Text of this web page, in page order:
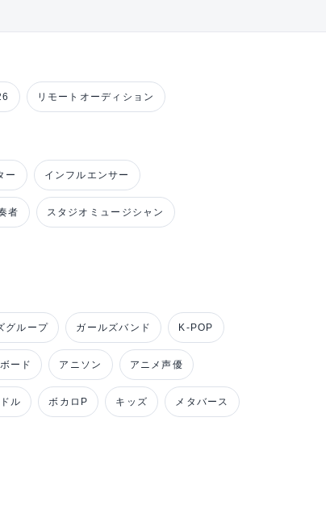
リモートオーディション
ー インフルエンサー
者 スタジオミュージシャン
グループ ガールズバンド K-POP
ード アニソン アニメ声優
ル ボカロP キッズ メタバース